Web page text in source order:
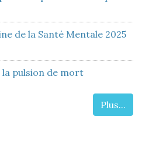
de la Santé Mentale 2025
pulsion de mort
Plus...